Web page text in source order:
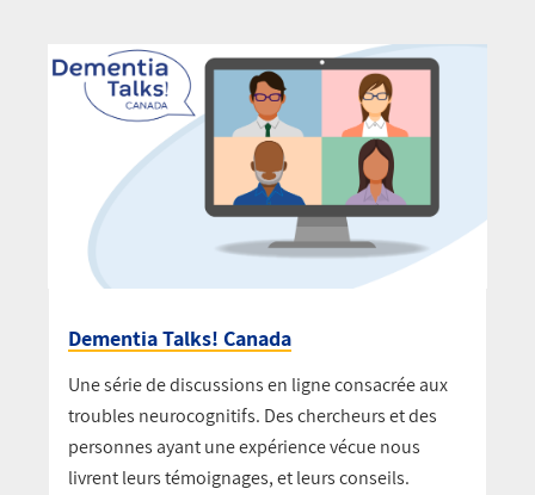
Dementia Talks! Canada
Une série de discussions en ligne consacrée aux
troubles neurocognitifs. Des chercheurs et des
personnes ayant une expérience vécue nous
livrent leurs témoignages, et leurs conseils.